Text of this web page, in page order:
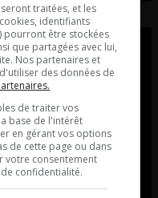
traitées, et les
identifiants
pourront être stockées
que partagées avec lui,
Nos partenaires et
des données de
de traiter vos
base de l'intérêt
en gérant vos options
de cette page ou dans
votre consentement
confidentialité.